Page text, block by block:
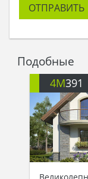
ОТПРАВИТЬ
Подобные
4M391